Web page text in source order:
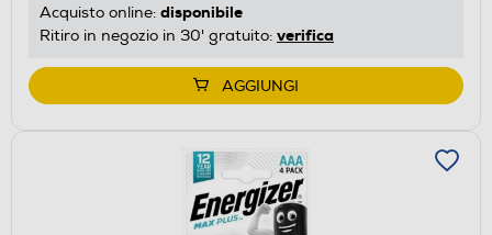
Acquisto online: disponibile
Ritiro in negozio in 30' gratuito: verifica
AGGIUNGI